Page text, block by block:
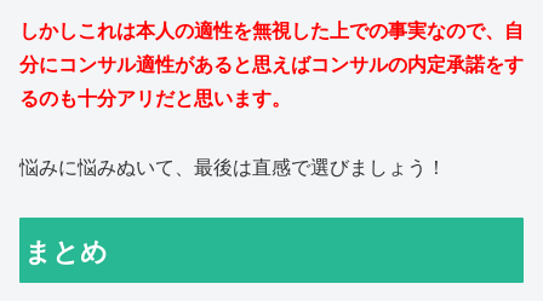
しかしこれは本人の適性を無視した上での事実なので、自
分にコンサル適性があると思えばコンサルの内定承諾をす
るのも十分アリだと思います。
悩みに悩みぬいて、最後は直感で選びましょう！
まとめ